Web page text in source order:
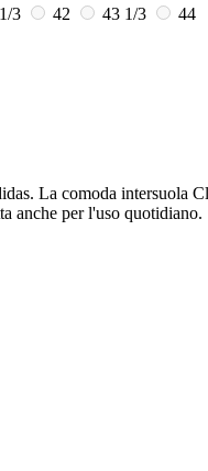
3 42 43 1/3
44
La comoda intersuola
anche per l'uso quotidiano.